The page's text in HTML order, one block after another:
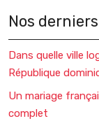
Nos
Dans quelle ville
République
Un mariage
complet